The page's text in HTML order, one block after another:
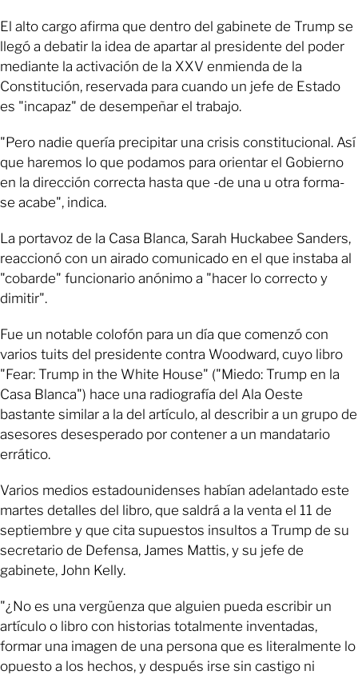
El alto cargo afirma que dentro del gabinete de Trump se
llegó a debatir la idea de apartar al presidente del poder
mediante la activación de la XXV enmienda de la
Constitución, reservada para cuando un jefe de Estado
es "incapaz" de desempeñar el trabajo.
"Pero nadie quería precipitar una crisis constitucional. Así
que haremos lo que podamos para orientar el Gobierno
en la dirección correcta hasta que -de una u otra forma-
se acabe", indica.
La portavoz de la Casa Blanca, Sarah Huckabee Sanders,
reaccionó con un airado comunicado en el que instaba al
"cobarde" funcionario anónimo a "hacer lo correcto y
dimitir".
Fue un notable colofón para un día que comenzó con
varios tuits del presidente contra Woodward, cuyo libro
"Fear: Trump in the White House" ("Miedo: Trump en la
Casa Blanca") hace una radiografía del Ala Oeste
bastante similar a la del artículo, al describir a un grupo de
asesores desesperado por contener a un mandatario
errático.
Varios medios estadounidenses habían adelantado este
martes detalles del libro, que saldrá a la venta el 11 de
septiembre y que cita supuestos insultos a Trump de su
secretario de Defensa, James Mattis, y su jefe de
gabinete, John Kelly.
"¿No es una vergüenza que alguien pueda escribir un
artículo o libro con historias totalmente inventadas,
formar una imagen de una persona que es literalmente lo
opuesto a los hechos, y después irse sin castigo ni